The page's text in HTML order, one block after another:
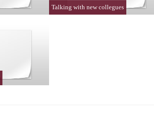
Talking with new collegues